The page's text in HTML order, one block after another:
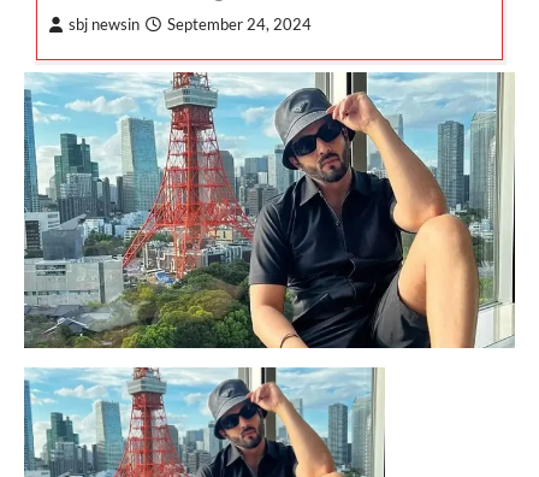
sbj newsin September 24, 2024